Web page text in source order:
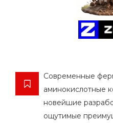
Современные
аминокислотные
новейшие
ощутимые